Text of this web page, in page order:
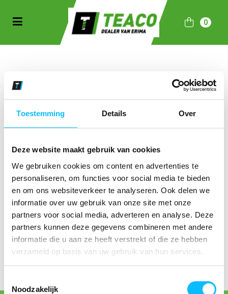
Toestemming Details Over
Deze website maakt gebruik van cookies
We gebruiken cookies om content en advertenties te
personaliseren, om functies voor social media te bieden
en om ons websiteverkeer te analyseren. Ook delen we
informatie over uw gebruik van onze site met onze
partners voor social media, adverteren en analyse. Deze
partners kunnen deze gegevens combineren met andere
informatie die u aan ze heeft verstrekt of die ze hebben
verzameld op basis van uw gebruik van hun services.
Noodzakelijk
(Sportkleding)
(Accessoires)
Toggle navigation 0
E-mail
Wachtwoord
Registreren Wachtwoord vergeten